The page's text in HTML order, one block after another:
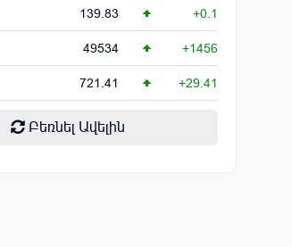
139.83 +0.1
49534 +1456
721.41 +29.41
Բեռնել Ավելին